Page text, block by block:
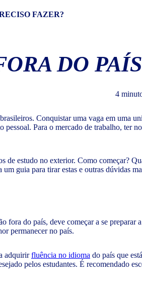
FAZER?
DO
4
Conquistar uma vaga em uma
pessoal. Para o mercado de trabalho,
de estudo no exterior. Como começar?
guia para tirar estas e outras dúvidas
fora do país, deve começar a se
permanecer no país.
adquirirfluência no idioma do país que
pelos estudantes. É recomendado